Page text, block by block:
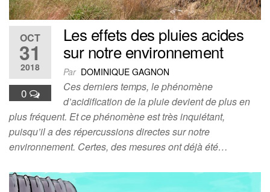
OCT
31
2018
0
Les effets des pluies acides
sur notre environnement
Par DOMINIQUE GAGNON
Ces derniers temps, le phénomène
d’acidification de la pluie devient de plus en
plus fréquent. Et ce phénomène est très inquiétant,
puisqu’il a des répercussions directes sur notre
environnement. Certes, des mesures ont déjà été…